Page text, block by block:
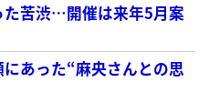
た苦渋…開催は来年5月案
あった“麻央さんとの思